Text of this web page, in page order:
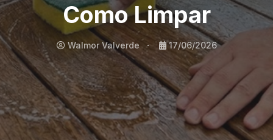
Como Limpar
Walmor Valverde 17/06/2026